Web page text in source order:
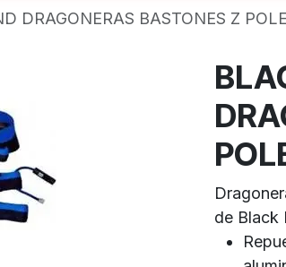
DRAGONERAS BASTONES Z POLE
de Black